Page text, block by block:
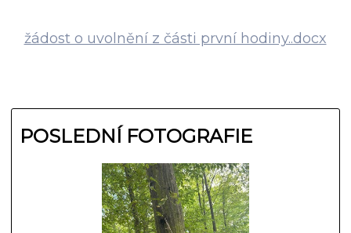
žádost o uvolnění z části první hodiny..docx
POSLEDNÍ FOTOGRAFIE